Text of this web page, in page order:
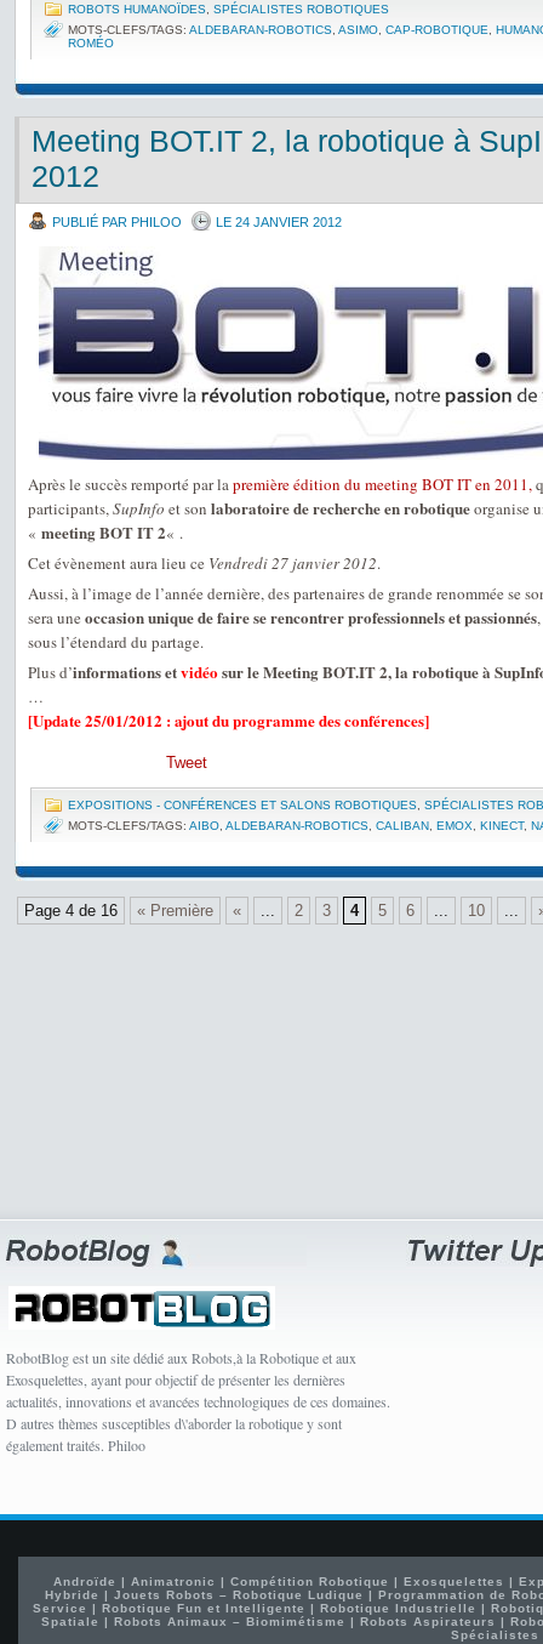
ROBOTS HUMANOÏDES SPÉCIALISTES ROBOTIQUES
MOTS-CLEFS/TAGS: ALDEBARAN-ROBOTICS ASIMO CAP-ROBOTIQUE
ROMÉO
Meeting BOT.IT 2, la robotique à
2012
PUBLIÉ PAR PHILOO LE 24 JANVIER 2012
Après le succès remporté par lapremière édition du meeting BOT IT en 2011,
participants,SupInfo et son laboratoire de recherche en robotiqueorganise
« meeting BOT IT 2« .
Cet évènement aura lieu ce Vendredi 27 janvier 2012.
Aussi, à l’image de l’année dernière, des partenaires de grande renommée se
sera une occasion unique de faire se rencontrer professionnels et passionnés
sous l’étendard du partage.
Plus d’informations etvidéosur le Meeting BOT.IT 2, la robotique à
…
[Update 25/01/2012 : ajout du programme des conférences]
Tweet
EXPOSITIONS - CONFÉRENCES ET SALONS ROBOTIQUES SPÉCIALISTES
MOTS-CLEFS/TAGS: AIBO ALDEBARAN-ROBOTICS CALIBAN EMOX KINECT,
Page 4 de 16 « Première « ... 2 3 4 5 6 ... 10 ...
RobotBlog est un site dédié aux Robots,à la Robotique et aux
Exosquelettes, ayant pour objectif de présenter les dernières
actualités, innovations et avancées technologiques de ces domaines.
D autres thèmes susceptibles d\'aborder la robotique y sont
également traités. Philoo
Androïde | Animatronic | Compétition Robotique | Exosquelettes |
Hybride |Jouets Robots – Robotique Ludique |Programmation de
Service | Robotique Fun et Intelligente | Robotique Industrielle |
Spatiale | Robots Animaux – Biomimétisme | Robots Aspirateurs |
Spécialistes